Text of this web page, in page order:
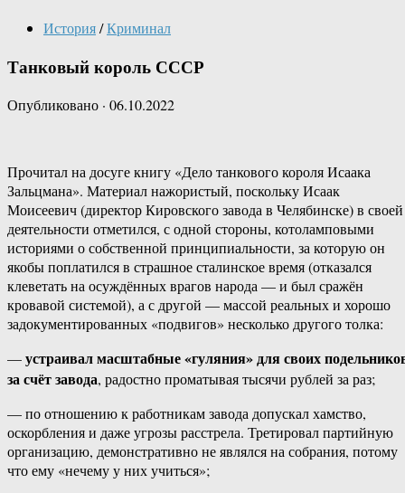
История/Криминал
Танковый король СССР
Опубликовано · 06.10.2022
Прочитал на досуге книгу «Дело танкового короля Исаака
Зальцмана». Материал нажористый, поскольку Исаак
Моисеевич (директор Кировского завода в Челябинске) в своей
деятельности отметился, с одной стороны, котоламповыми
историями о собственной принципиальности, за которую он
якобы поплатился в страшное сталинское время (отказался
клеветать на осуждённых врагов народа — и был сражён
кровавой системой), а с другой — массой реальных и хорошо
задокументированных «подвигов» несколько другого толка:
—устраивал масштабные «гуляния» для своих
за счёт завода, радостно проматывая тысячи рублей за раз;
— по отношению к работникам завода допускал хамство,
оскорбления и даже угрозы расстрела. Третировал партийную
организацию, демонстративно не являлся на собрания, потому
что ему «нечему у них учиться»;